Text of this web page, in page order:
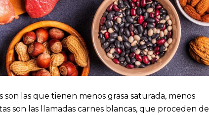
las que tienen menos grasa saturada, menos
son las llamadas carnes blancas, que proceden de